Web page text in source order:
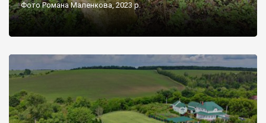
Фото Романа Маленкова, 2023 р.